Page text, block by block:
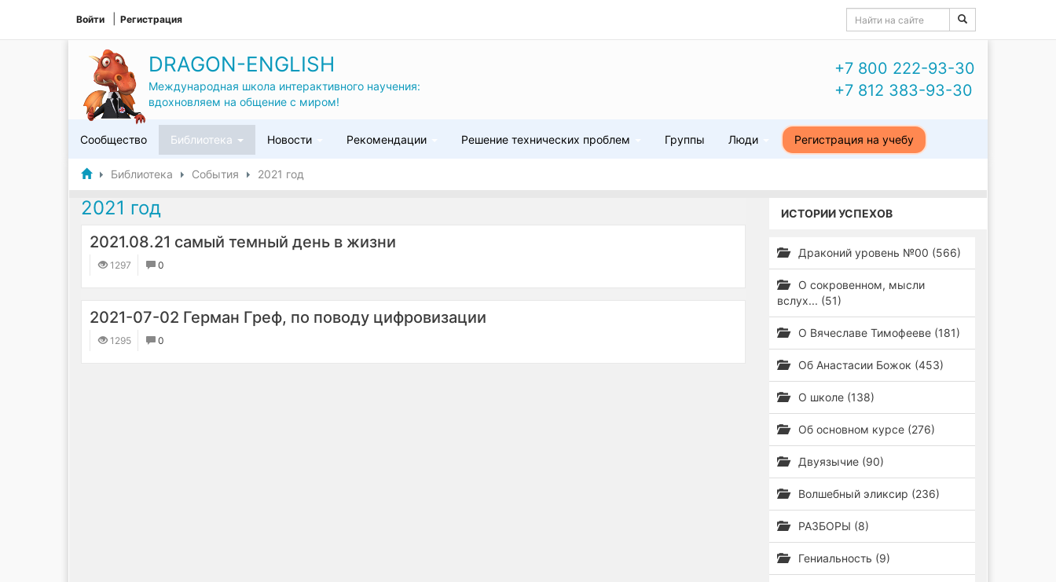
Войти Регистрация
DRAGON-ENGLISH
Международная школа интерактивного научения:
вдохновляем на общение с миром!
+7 800 222-93-30
+7 812 383-93-30
Сообщество Библиотека Новости Рекомендации Решение технических проблем Группы Люди Регистрация на учебу
Библиотека События 2021 год
2021 год
2021.08.21 самый темный день в жизни
1297 0
2021-07-02 Герман Греф, по поводу цифровизации
1295 0
ИСТОРИИ УСПЕХОВ
Драконий уровень №00 (566)
О сокровенном, мысли
вслух... (51)
О Вячеславе Тимофееве (181)
Об Анастасии Божок (453)
О школе (138)
Об основном курсе (276)
Двуязычие (90)
Волшебный эликсир (236)
РАЗБОРЫ (8)
Гениальность (9)